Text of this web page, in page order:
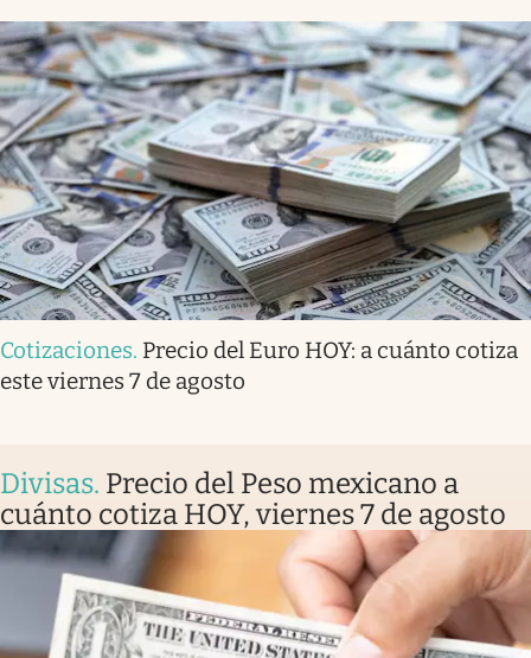
Cotizaciones. Precio del Euro HOY: a cuánto cotiza
este viernes 7 de agosto
Divisas. Precio del Peso mexicano a
cuánto cotiza HOY, viernes 7 de agosto